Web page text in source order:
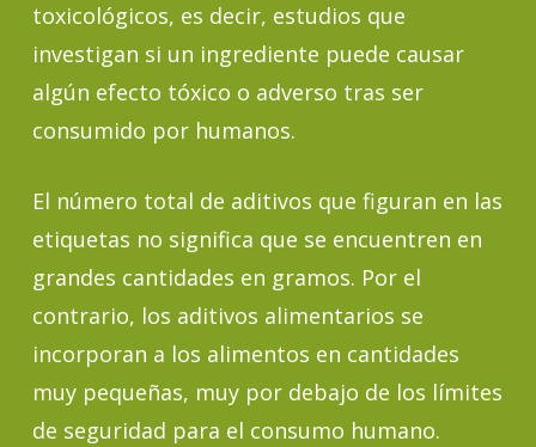
toxicológicos, es decir, estudios que
investigan si un ingrediente puede causar
algún efecto tóxico o adverso tras ser
consumido por humanos.
El número total de aditivos que figuran en las
etiquetas no significa que se encuentren en
grandes cantidades en gramos. Por el
contrario, los aditivos alimentarios se
incorporan a los alimentos en cantidades
muy pequeñas, muy por debajo de los límites
de seguridad para el consumo humano.